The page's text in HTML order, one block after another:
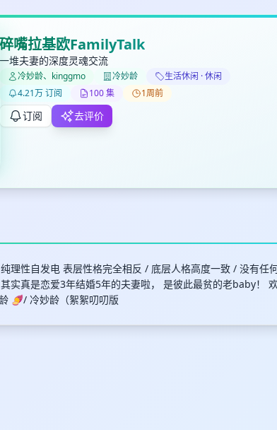
碎嘴拉基欧FamilyTalk
一堆夫妻的深度灵魂交流
冷妙龄、kinggmo 冷妙龄
生活休闲 · 休闲
4.21万 订阅
100 集 1周前
订阅 去评价
纯理性自发电 表层性格完全相反 / 底层人格高度一致 / 没有任
实真是恋爱3年结婚5年的夫妻啦， 是彼此最贫的老baby！
🍠/ 冷妙龄（絮絮叨叨版
高
单